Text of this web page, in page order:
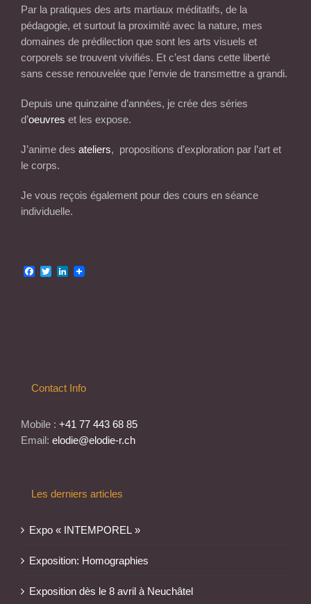
Par la pratiques des arts martiaux méditatifs, de la
pédagogie, et surtout la proximité avec la nature, mes
domaines de prédilection que sont les arts visuels et
corporels se trouvent vivifiés. Et c’est dans cette liberté
sans cesse renouvelée que l’envie de transmettre a grandi.
Depuis une quinzaine d’années, je crée des séries
d’oeuvres et les expose.
J’anime des ateliers, propositions d’exploration par l’art et
le corps.
Je vous reçois également pour des cours en séance
individuelle.
Facebook
TwitterLinkedIn
Contact Info
Mobile : +41 77 443 68 85
Email: elodie@elodie-r.ch
Les derniers articles
Expo « INTEMPOREL »
Exposition: Homographies
Exposition dès le 8 avril à Neuchâtel